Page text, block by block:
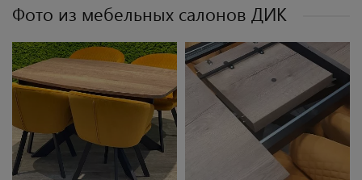
Фото из мебельных салонов ДИК